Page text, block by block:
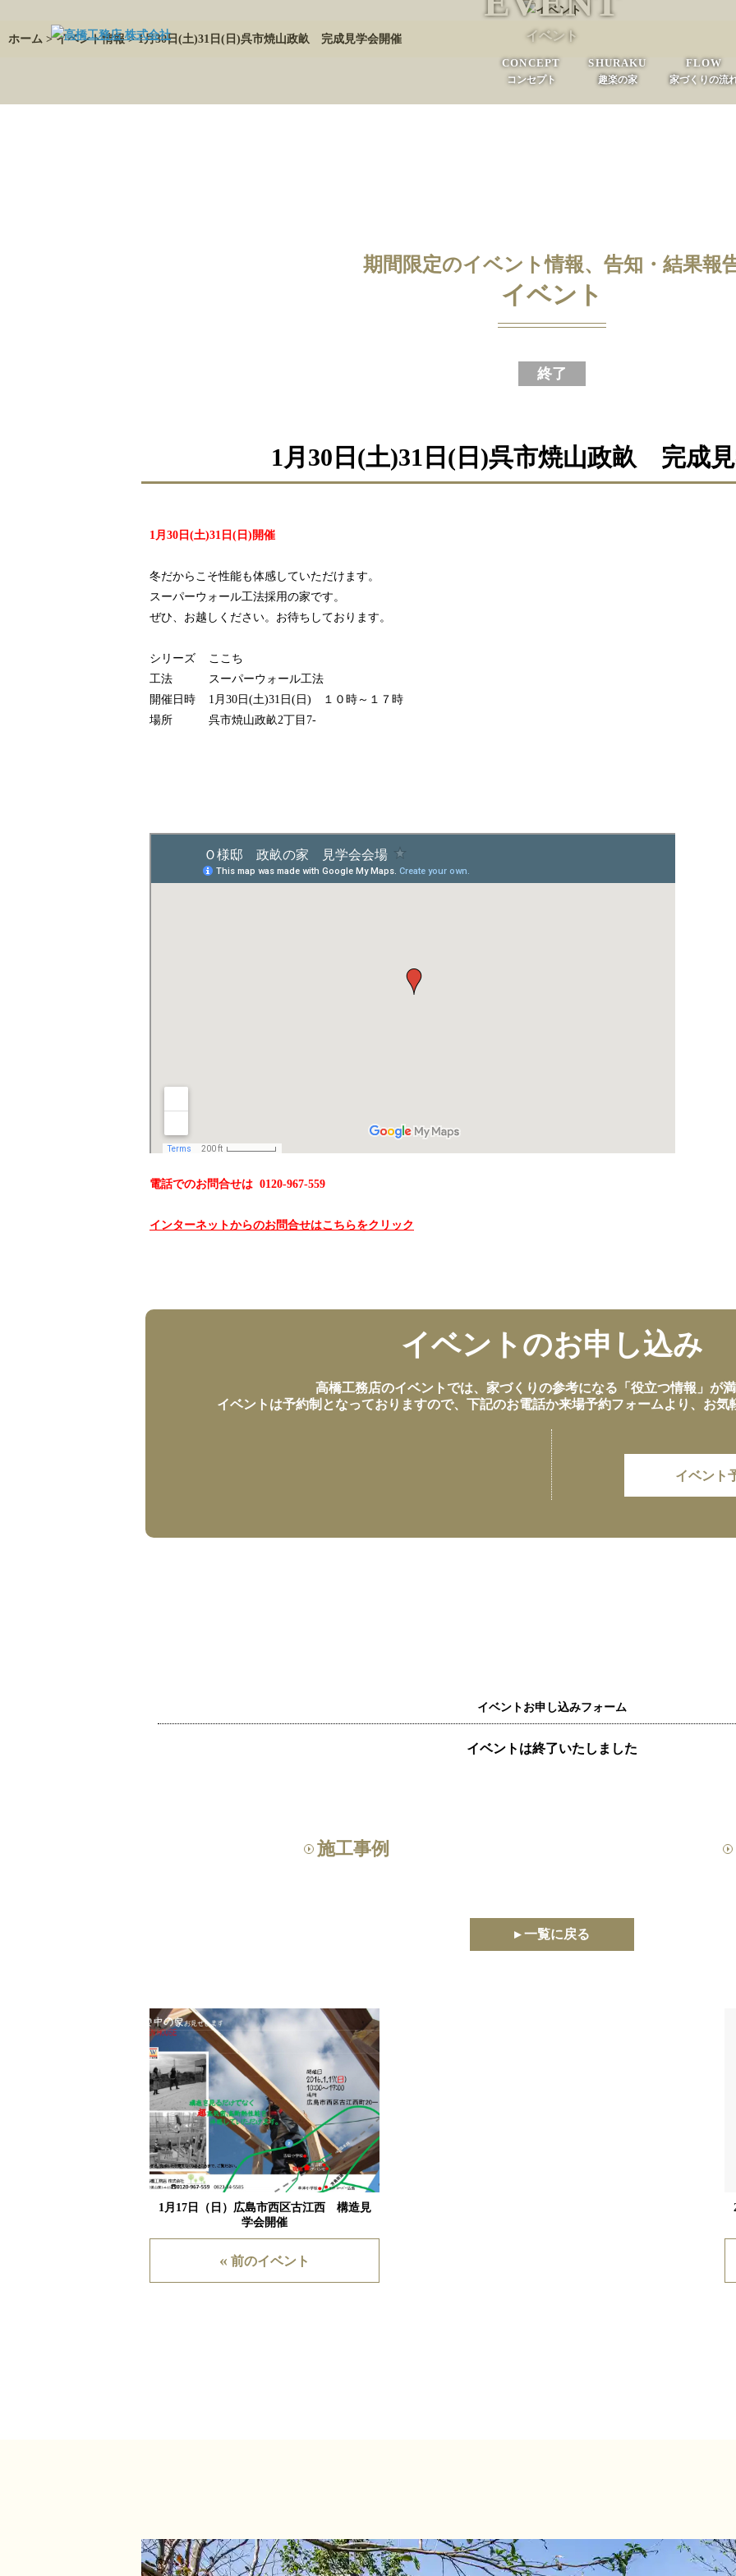
CONCEPT
コンセプト
SHURAKU
趣楽の家
FLOW
家づくりの流
イベント
ホーム >イベント情報> 1月30日(土)31日(日)呉市焼山政畝 完成見学会開催
期間限定のイベント情報、告知・結果報
イベント
終了
1月30日(土)31日(日)呉市焼山政畝 完成
1月30日(土)31日(日)開催
冬だからこそ性能も体感していただけます。
スーパーウォール工法採用の家です。
ぜひ、お越しください。お待ちしております。
シリーズ ここち
工法 スーパーウォール工法
開催日時 1月30日(土)31日(日) １０時～１７時
場所 呉市焼山政畝2丁目7-
電話でのお問合せは 0120-967-559
インターネットからのお問合せはこちらをクリック
イベントのお申し込み
高橋工務店のイベントでは、家づくりの参考になる「役立つ情報」が満
イベントは予約制となっておりますので、下記のお電話か来場予約フォームより、お気
イベント
イベントお申し込みフォーム
イベントは終了いたしました
施工事例
▸ 一覧に戻る
1月17日（日）広島市西区古江西 構造見
学会開催
« 前のイベント